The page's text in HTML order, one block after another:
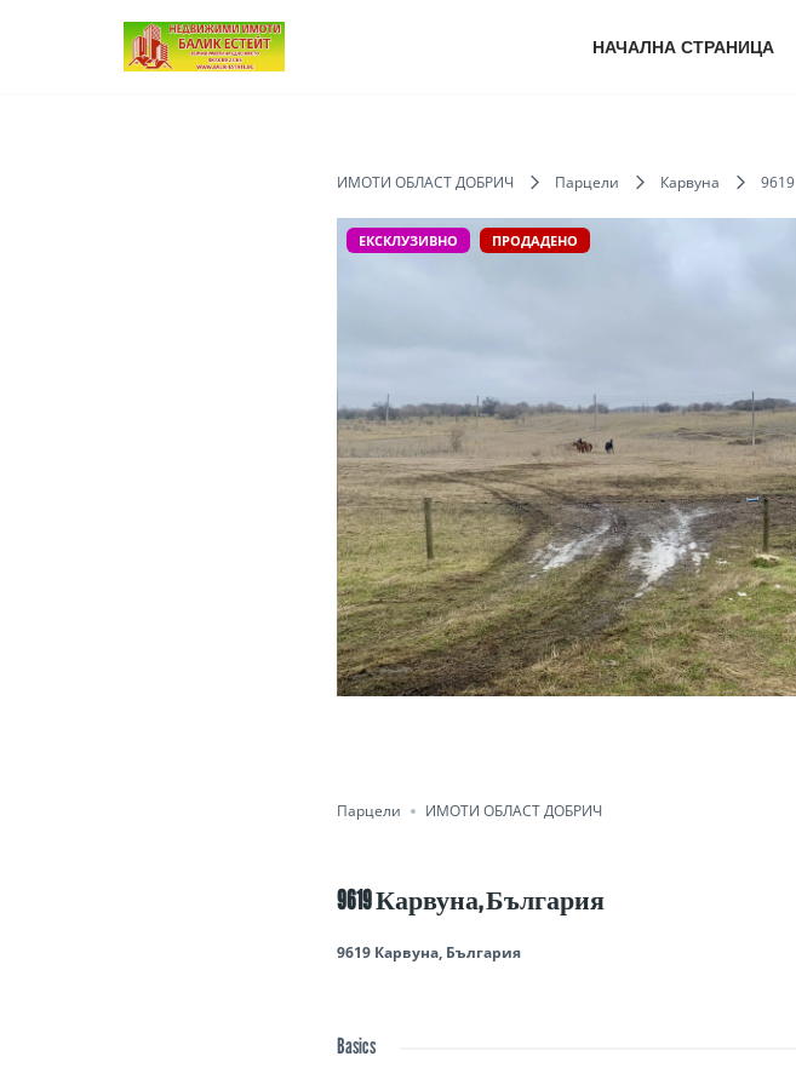
Продължете
НАЧАЛНА СТРАНИЦА
ИМОТИ ОБЛАСТ ДОБРИЧ Парцели Карвуна 9619
ЕКСКЛУЗИВНО ПРОДАДЕНО
Парцели ИМОТИ ОБЛАСТ ДОБРИЧ
9619 Карвуна, България
9619 Карвуна, България
Basics